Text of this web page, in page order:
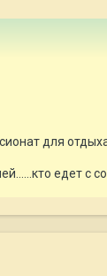
для отдыха
едет с